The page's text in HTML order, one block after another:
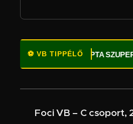
⚽ VB TIPPÉLŐ
⚽ OPTA
Foci VB – C csoport,